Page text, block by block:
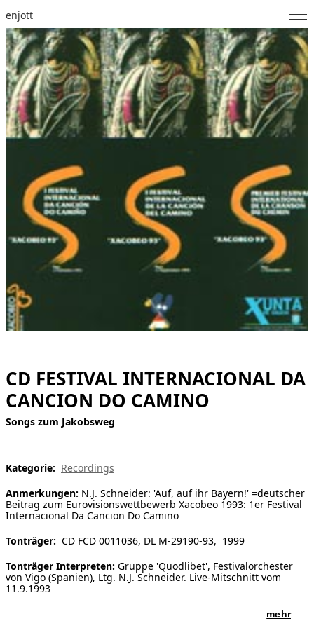
enjott
Home
Selected Works
Werkverzeichnis
About
Kalender
Publikationen
Notizen
Feed
[ Suche ]
CD FESTIVAL INTERNACIONAL DA
CANCION DO CAMINO
Songs zum Jakobsweg
Kategorie: Recordings
Anmerkungen: N.J. Schneider: 'Auf, auf ihr Bayern!' =deutscher
Beitrag zum Eurovisionswettbewerb Xacobeo 1993: 1er Festival
Internacional Da Cancion Do Camino
Tonträger: CD FCD 0011036, DL M-29190-93, 1999
Tonträger Interpreten: Gruppe 'Quodlibet', Festivalorchester
von Vigo (Spanien), Ltg. N.J. Schneider. Live-Mitschnitt vom
11.9.1993
mehr